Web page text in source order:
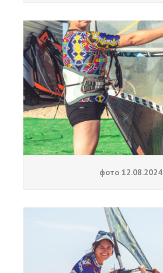
фото 12.08.2024